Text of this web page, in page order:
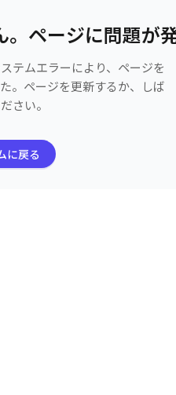
。ページに問題が
テムエラーにより、ページを
。ページを更新するか、しば
さい。
に戻る